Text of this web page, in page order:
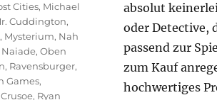
absolut
oder Detective,
passend zur
zum Kauf
hochwertiges
Cities, Michael
Cuddington,
, Mysterium, Nah
Naiade,Oben
, Ravensburger,
Games,
, Ryan